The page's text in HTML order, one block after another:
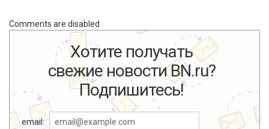
Comments are disabled
Хотите получать
свежие новости BN.ru?
Подпишитесь!
email: